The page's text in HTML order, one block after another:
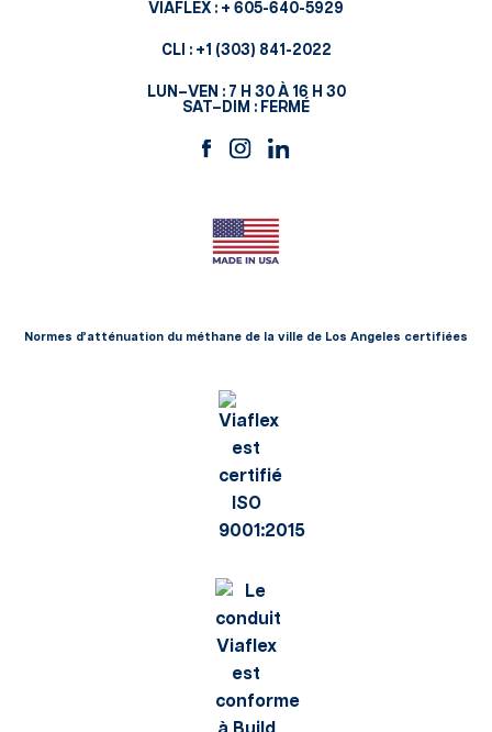
VIAFLEX : + 605-640-5929
CLI : +1 (303) 841-2022
LUN–VEN : 7 H 30 À 16 H 30
SAT–DIM : FERMÉ
Normes d’atténuation du méthane de la ville de Los Angeles certifiées